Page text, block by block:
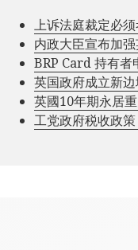
上诉法庭裁定必
内政大臣宣布加
BRP Card 持有者
英国政府成立新
英國10年期永居
工党政府税收政